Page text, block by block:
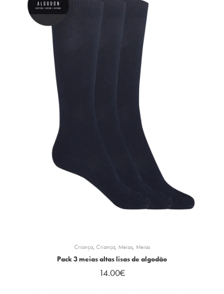
Criança, Criança, Meias, Meias
Pack 3 meias altas lisas de algodão
14.00€